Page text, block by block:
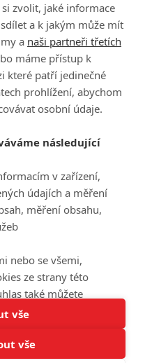
cookies.
PŘIHLÁSIT
REGISTROVAT
, e-mailserialy@fandimefilmu.cz
webu napište nám na e-mail
cookies |Pravidla webu
soukromí
/ All rights reserved /
zvolit, jaké informace
a k jakým může mít
a naši partneři třetích
máme přístup k
které patří jedinečné
prohlížení, abychom
osobní údaje.
následující
v zařízení,
údajích a měření
měření obsahu,
nebo se všemi,
ze strany této
také můžete
vám na stránce
funkce.
vztahovat pouze na
vše
vše